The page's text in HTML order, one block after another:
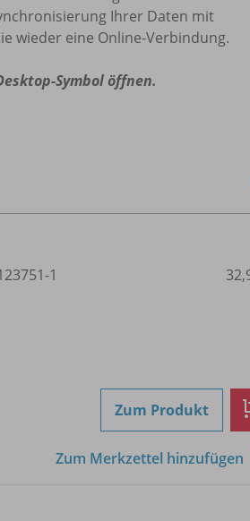
Ihrer Daten mit
wieder eine Online-Verbindung.
Symbol öffnen.
1
Zum Produkt
Zum Merkzettel hinzufügen